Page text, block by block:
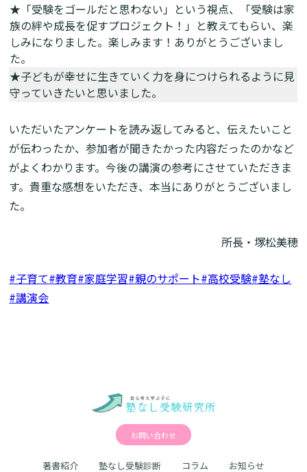
★「受験をゴールだと思わない」という視点、「受験は家
族の絆や成長を促すプロジェクト！」と教えてもらい、楽
しみになりました。楽しみます！ありがとうございまし
た。
★子どもが幸せに生きていく力を身につけられるように見
守っていきたいと思いました。
いただいたアンケートを読み返してみると、伝えたいこと
が伝わったか、参加者が聞きたかった内容だったのかなど
がよくわかります。今後の講演の参考にさせていただきま
す。貴重な感想をいただき、本当にありがとうございまし
た。
所長・塚松美穂
#子育て#教育#家庭学習#親のサポート#高校受験#塾なし
#講演会
お問い合わせ
著書紹介 塾なし受験診断 コラム お知らせ